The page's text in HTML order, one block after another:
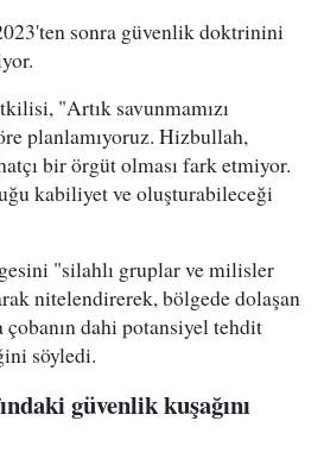
sonra güvenlik doktrinini
"Artık savunmamızı
planlamıyoruz. Hizbullah,
bir örgüt olması fark etmiyor.
kabiliyet ve oluşturabileceği
"silahlı gruplar ve milisler
nitelendirerek, bölgede dolaşan
dahi potansiyel tehdit
söyledi.
güvenlik kuşağını